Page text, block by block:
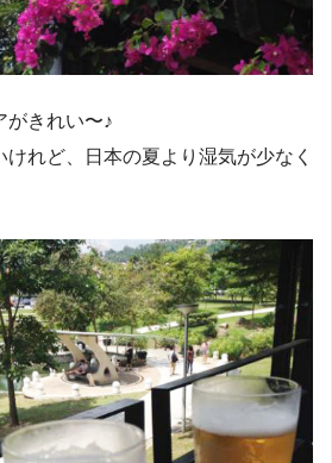
がきれい〜♪
れど、日本の夏より湿気が少なく